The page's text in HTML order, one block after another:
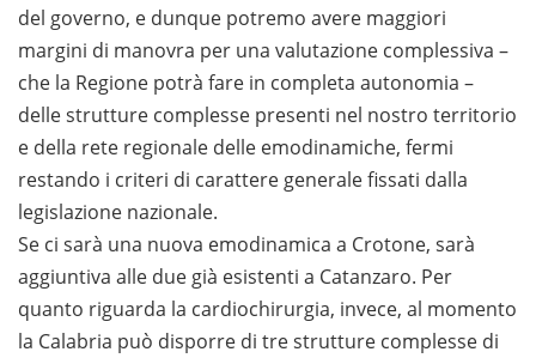
del governo, e dunque potremo avere maggiori
margini di manovra per una valutazione complessiva –
che la Regione potrà fare in completa autonomia –
delle strutture complesse presenti nel nostro territorio
e della rete regionale delle emodinamiche, fermi
restando i criteri di carattere generale fissati dalla
legislazione nazionale.
Se ci sarà una nuova emodinamica a Crotone, sarà
aggiuntiva alle due già esistenti a Catanzaro. Per
quanto riguarda la cardiochirurgia, invece, al momento
la Calabria può disporre di tre strutture complesse di